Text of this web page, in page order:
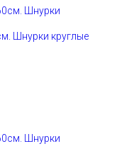
Шнурки круглые